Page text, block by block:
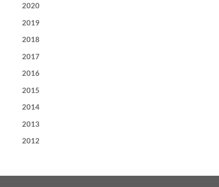
2020
2019
2018
2017
2016
2015
2014
2013
2012